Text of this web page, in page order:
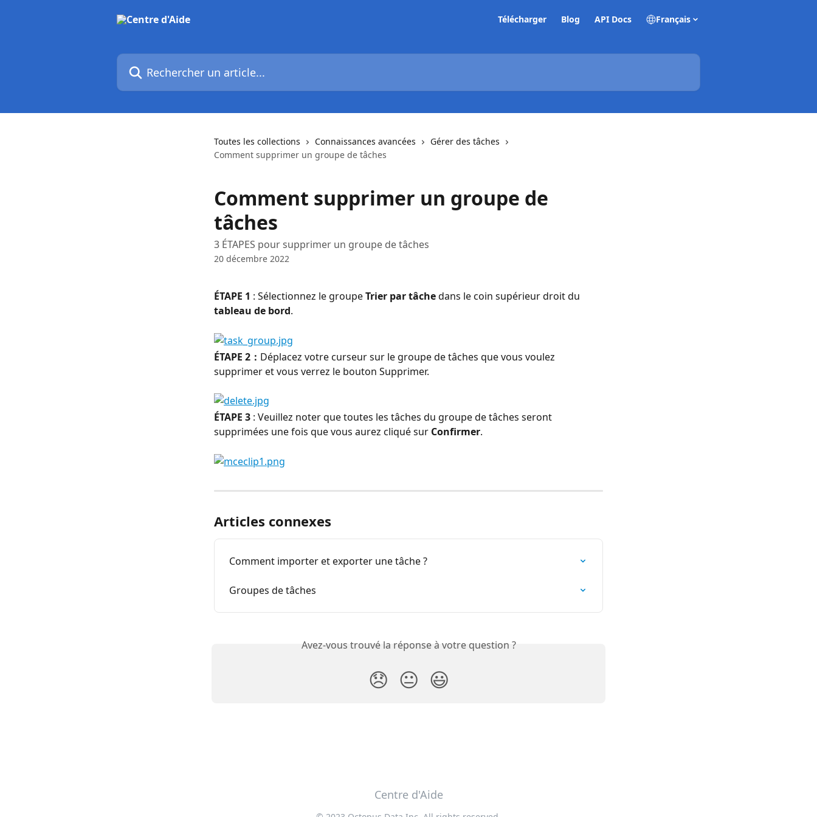
Télécharger Blog API Docs Français
Rechercher un article...
Toutes les collections Connaissances avancées
Gérer des tâches
Comment supprimer un groupe de tâches
Comment supprimer un groupe de
tâches
3 ÉTAPES pour supprimer un groupe de tâches
20 décembre 2022
ÉTAPE 1 : Sélectionnez le groupe Trier par tâche dans le coin supérieur droit du
tableau de bord.
ÉTAPE 2： Déplacez votre curseur sur le groupe de tâches que vous voulez
supprimer et vous verrez le bouton Supprimer.
ÉTAPE 3 : Veuillez noter que toutes les tâches du groupe de tâches seront
supprimées une fois que vous aurez cliqué sur Confirmer.
Articles connexes
Comment importer et exporter une tâche ?
Groupes de tâches
Avez-vous trouvé la réponse à votre question ?
😞 😐 😃
Centre d'Aide